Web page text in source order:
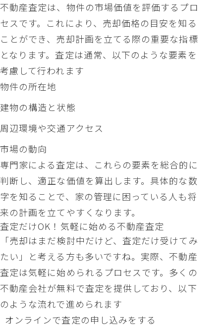
不動産査定は、物件の市場価値を評価するプロ
セスです。これにより、売却価格の目安を知る
ことができ、売却計画を立てる際の重要な指標
となります。査定は通常、以下のような要素を
考慮して行われます
物件の所在地
建物の構造と状態
周辺環境や交通アクセス
市場の動向
専門家による査定は、これらの要素を総合的に
判断し、適正な価値を算出します。具体的な数
字を知ることで、家の管理に困っている人も将
来の計画を立てやすくなります。
査定だけOK！気軽に始める不動産査定
「売却はまだ検討中だけど、査定だけ受けてみ
たい」と考える方も多いですね。実際、不動産
査定は気軽に始められるプロセスです。多くの
不動産会社が無料で査定を提供しており、以下
のような流れで進められます
オンラインで査定の申し込みをする